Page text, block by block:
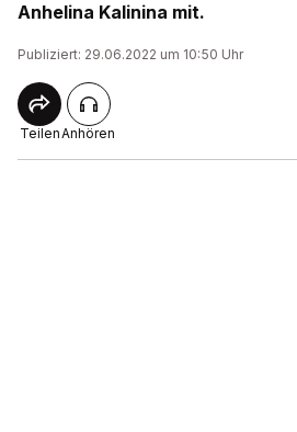
Anhelina Kalinina mit.
Publiziert: 29.06.2022 um 10:50 Uhr
TeilenAnhören